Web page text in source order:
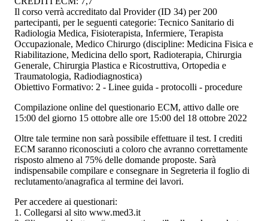
Il corso verrà accreditato dal Provider (ID 34) per 200
partecipanti, per le seguenti categorie: Tecnico Sanitario di
Radiologia Medica, Fisioterapista, Infermiere, Terapista
Occupazionale, Medico Chirurgo (discipline: Medicina Fisica e
Riabilitazione, Medicina dello sport, Radioterapia, Chirurgia
Generale, Chirurgia Plastica e Ricostruttiva, Ortopedia e
Traumatologia, Radiodiagnostica)
Obiettivo Formativo: 2 - Linee guida - protocolli - procedure
Compilazione online del questionario ECM, attivo dalle ore
15:00 del giorno 15 ottobre alle ore 15:00 del 18 ottobre 2022
Oltre tale termine non sarà possibile effettuare il test. I crediti
ECM saranno riconosciuti a coloro che avranno correttamente
risposto almeno al 75% delle domande proposte. Sarà
indispensabile compilare e consegnare in Segreteria il foglio di
reclutamento/anagrafica al termine dei lavori.
Per accedere ai questionari:
1. Collegarsi al sito www.med3.it